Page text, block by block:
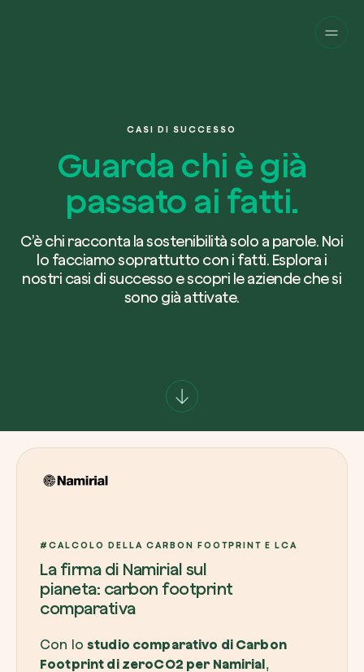
Richiedi consulenza
Carbon Project
Magazine
Piattaforma
CASI DI SUCCESSO
Guarda chi è già
passato ai fatti.
C’è chi racconta la sostenibilità solo a parole. Noi
lo facciamo soprattutto con i fatti. Esplora i
nostri casi di successo e scopri le aziende che si
sono già attivate.
#CALCOLO DELLA CARBON FOOTPRINT E LCA
La firma di Namirial sul
pianeta: carbon footprint
comparativa
Con lo studio comparativo di Carbon
Footprint di zeroCO2 per Namirial,
dashboard dedicata per gestire e
l’impatto che hai generato.
Compila il modulo per ricevere una
consulenza personalizzata dal nostro
esperti.
Nome e Cognome*
Come possiamo aiutarti?*